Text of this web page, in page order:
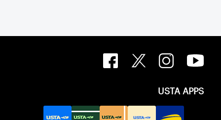
USTA APPS